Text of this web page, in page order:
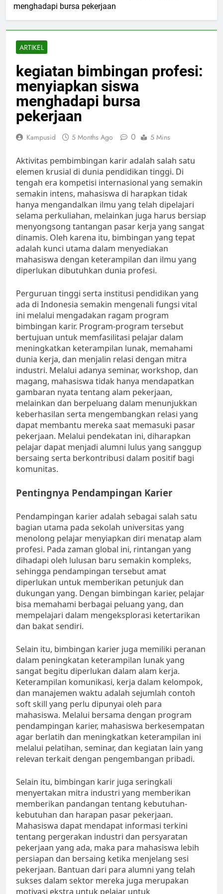
menghadapi bursa pekerjaan
ARTIKEL
kegiatan bimbingan profesi:
menyiapkan siswa
menghadapi bursa
pekerjaan
Kampusid 5 Months Ago 0 5 Mins
Aktivitas pembimbingan karir adalah salah satu
elemen krusial di dunia pendidikan tinggi. Di
tengah era kompetisi internasional yang semakin
semakin intens, mahasiswa di harapkan tidak
hanya mengandalkan ilmu yang telah dipelajari
selama perkuliahan, melainkan juga harus bersiap
menyongsong tantangan pasar kerja yang sangat
dinamis. Oleh karena itu, bimbingan yang tepat
adalah kunci utama dalam menyediakan
mahasiswa dengan keterampilan dan ilmu yang
diperlukan dibutuhkan dunia profesi.
Perguruan tinggi serta institusi pendidikan yang
ada di Indonesia semakin mengenali fungsi vital
ini melalui mengadakan ragam program
bimbingan karir. Program-program tersebut
bertujuan untuk memfasilitasi pelajar dalam
meningkatkan keterampilan lunak, memahami
dunia kerja, dan menjalin relasi dengan mitra
industri. Melalui adanya seminar, workshop, dan
magang, mahasiswa tidak hanya mendapatkan
gambaran nyata tentang alam pekerjaan,
melainkan dan berpeluang dalam menunjukkan
keberhasilan serta mengembangkan relasi yang
dapat membantu mereka saat memasuki pasar
pekerjaan. Melalui pendekatan ini, diharapkan
pelajar dapat menjadi alumni lulus yang sanggup
bersaing serta berkontribusi dalam positif bagi
komunitas.
Pentingnya Pendampingan Karier
Pendampingan karier adalah sebagai salah satu
bagian utama pada sekolah universitas yang
menolong pelajar menyiapkan diri menatap alam
profesi. Pada zaman global ini, rintangan yang
dihadapi oleh lulusan baru semakin kompleks,
sehingga pendampingan tersebut amat
diperlukan untuk memberikan petunjuk dan
dukungan yang. Dengan bimbingan karier, pelajar
bisa memahami berbagai peluang yang, dan
mempelajari dalam mengeksplorasi ketertarikan
dan bakat sendiri.
Selain itu, bimbingan karier juga memiliki peranan
dalam peningkatan keterampilan lunak yang
sangat begitu diperlukan dalam alam kerja.
Keterampilan komunikasi, kerja dalam kelompok,
dan manajemen waktu adalah sejumlah contoh
soft skill yang perlu dipunyai oleh para
mahasiswa. Melalui bersama dengan program
pendampingan karier, mahasiswa berkesempatan
agar berlatih dan meningkatkan keterampilan ini
melalui pelatihan, seminar, dan kegiatan lain yang
relevan terkait dengan pengembangan pribadi.
Selain itu, bimbingan karir juga seringkali
menyertakan mitra industri yang memberikan
memberikan pandangan tentang kebutuhan-
kebutuhan dan harapan pasar pekerjaan.
Mahasiswa dapat mendapat informasi terkini
tentang pergerakan industri dan persyaratan
pekerjaan yang ada, maka para mahasiswa lebih
persiapan dan bersaing ketika menjelang sesi
pekerjaan. Bantuan dari para alumni yang telah
sukses dalam sektor mereka juga merupakan
motivasi ekstra untuk pelajar untuk